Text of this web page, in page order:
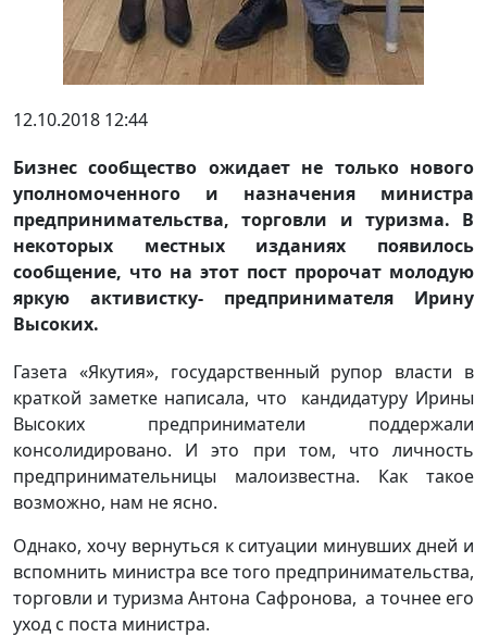
12.10.2018 12:44
Бизнес сообщество ожидает не только нового
уполномоченного и назначения министра
предпринимательства, торговли и туризма. В
некоторых местных изданиях появилось
сообщение, что на этот пост пророчат молодую
яркую активистку- предпринимателя Ирину
Высоких.
Газета «Якутия», государственный рупор власти в
краткой заметке написала, что кандидатуру Ирины
Высоких предприниматели поддержали
консолидировано. И это при том, что личность
предпринимательницы малоизвестна. Как такое
возможно, нам не ясно.
Однако, хочу вернуться к ситуации минувших дней и
вспомнить министра все того предпринимательства,
торговли и туризма Антона Сафронова, а точнее его
уход с поста министра.